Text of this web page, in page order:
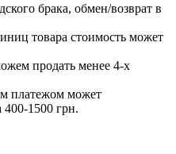
брака, обмен/возврат в
товара стоимость может
продать менее 4-х
платежом может
400-1500 грн.